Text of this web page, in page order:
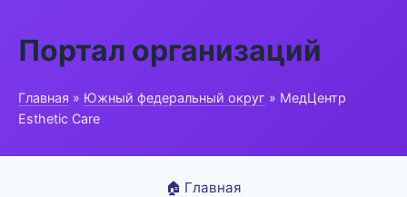
Портал организаций
Главная » Южный федеральный округ » МедЦентр
Esthetic Care
🏠 Главная